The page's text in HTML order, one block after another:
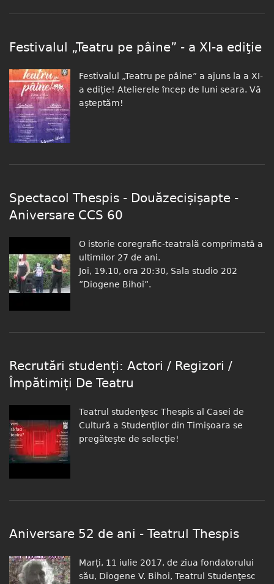
Festivalul „Teatru pe pâine” - a XI-a ediţie
Festivalul „Teatru pe pâine” a ajuns la a XI-
a ediţie! Atelierele încep de luni seara. Vă
așteptăm!
Spectacol Thespis - Douăzecișișapte -
Aniversare CCS 60
O istorie coregrafic-teatrală comprimată a
ultimilor 27 de ani.
Joi, 19.10, ora 20:30, Sala studio 202
”Diogene Bihoi”.
Recrutări studenți: Actori / Regizori /
Împătimiți De Teatru
Teatrul studenţesc Thespis al Casei de
Cultură a Studenţilor din Timişoara se
pregăteşte de selecţie!
Aniversare 52 de ani - Teatrul Thespis
Marți, 11 iulie 2017, de ziua fondatorului
său, Diogene V. Bihoi, Teatrul Studenţesc